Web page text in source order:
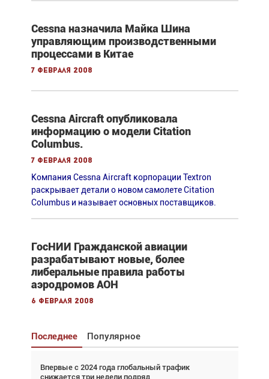
Cessna назначила Майка Шина
управляющим производственными
процессами в Китае
7 февраля 2008
Cessna Aircraft опубликовала
информацию о модели Citation
Columbus.
7 февраля 2008
Компания Cessna Aircraft корпорации Textron
раскрывает детали о новом самолете Citation
Columbus и называет основных поставщиков.
ГосНИИ Гражданской авиации
разрабатывают новые, более
либеральные правила работы
аэродромов АОН
6 февраля 2008
Последнее Популярное
Впервые с 2024 года глобальный трафик
снижается три недели подряд
Взгляд с высоты: тандем вертолётов и БПЛА в
спасательных операциях